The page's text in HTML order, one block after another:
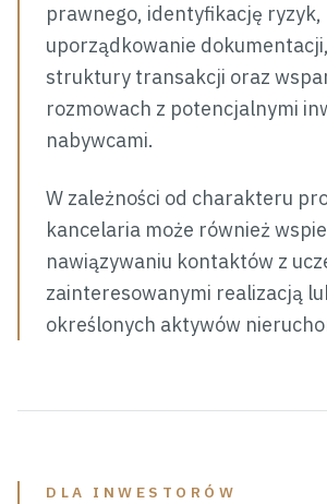
prawnego, identyfikację ryzyk,
uporządkowanie
struktury transakcji oraz
rozmowach z potencjalnymi
nabywcami.
W zależności od charakteru
kancelaria może również
nawiązywaniu kontaktów z
zainteresowanymi realizacją
określonych aktywów
DLA INWESTORÓW